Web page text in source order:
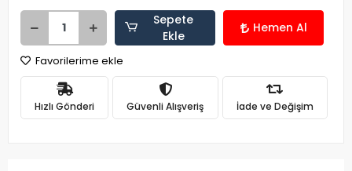
Sepete
Ekle
Hemen Al
Favorilerime ekle
Hızlı Gönderi Güvenli Alışveriş İade ve Değişim